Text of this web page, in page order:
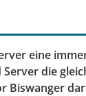
eine
die
Biswanger